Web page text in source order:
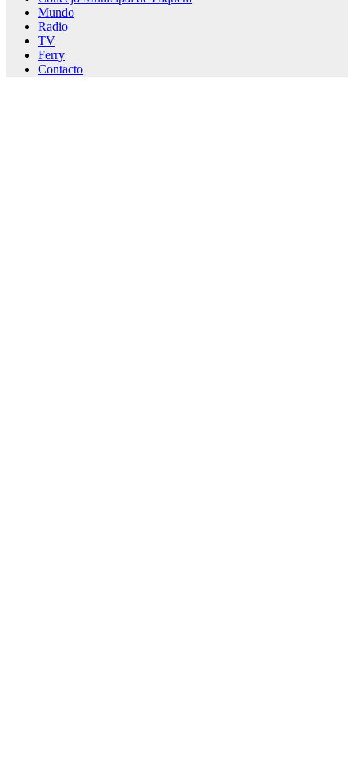
Mundo
Radio
TV
Ferry
Contacto